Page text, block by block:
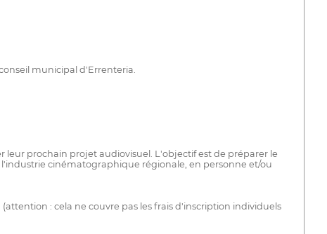
municipal d'Errenteria.
prochain projet audiovisuel. L'objectif est de préparer le
cinématographique régionale, en personne et/ou
: cela ne couvre pas les frais d'inscription individuels